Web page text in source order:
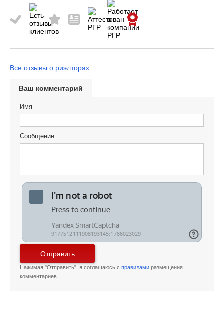
Все отзывы о риэлторах
Ваш комментарий
Имя
Сообщение
Отправить
Нажимая "Отправить", я соглашаюсь с правилами размещения
комментариев